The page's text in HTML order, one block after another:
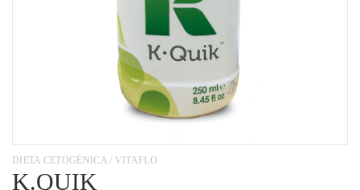
DIETA CETOGÉNICA / VITAFLO
K.QUIK